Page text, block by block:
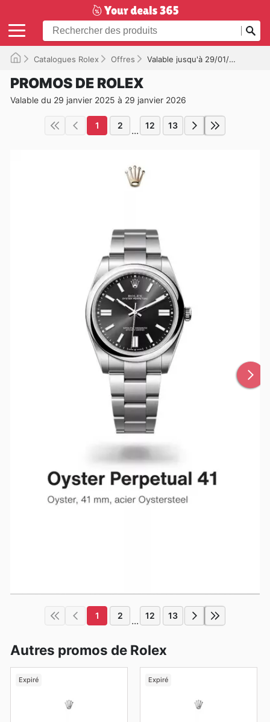
Catalogues Rolex Offres Valable jusqu'à 29/01/2026
PROMOS DE ROLEX
Valable du 29 janvier 2025 à 29 janvier 2026
1 2 ... 12 13
1 2 ... 12 13
Autres promos de Rolex
Expiré Expiré